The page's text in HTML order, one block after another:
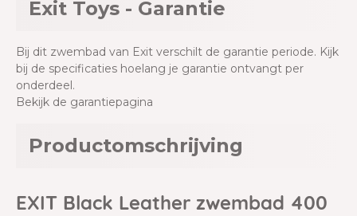
Exit Toys - Garantie
Bij dit zwembad van Exit verschilt de garantie periode. Kijk
bij de specificaties hoelang je garantie ontvangt per
onderdeel.
Bekijk de garantiepagina
Productomschrijving
EXIT Black Leather zwembad 400